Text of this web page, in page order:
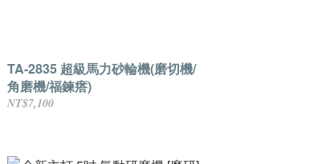
TA-2835 超級馬力砂輪機(磨切機/
角磨機/福鍊瘩)
NT$7,100